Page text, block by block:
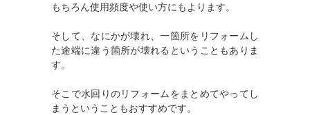
もちろん使用頻度や使い方にもよります。
そして、なにかが壊れ、一箇所をリフォームし
た途端に違う箇所が壊れるということもありま
す。
そこで水回りのリフォームをまとめてやってし
まうということもおすすめです。